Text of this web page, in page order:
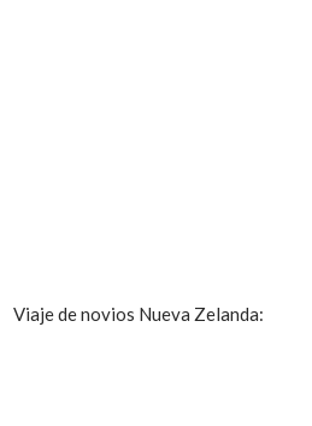
Viaje de novios Nueva Zelanda: